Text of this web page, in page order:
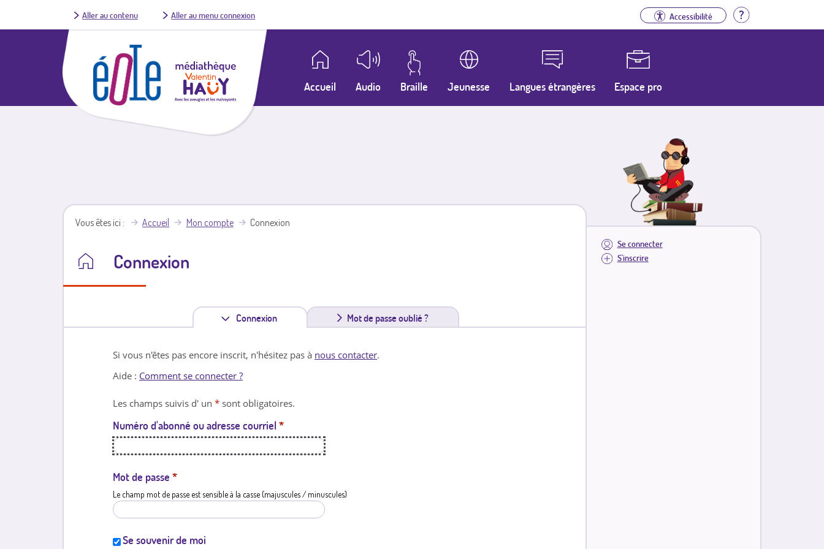
Aller au contenu Aller au menu connexion Accessibilité Aide
Accueil Audio Braille Jeunesse Langues étrangères Espace pro
Se connecter
S'inscrire
Vous êtes ici Accueil Mon compte Connexion
Connexion
Connexion
n
l
e
Mot de passe oublié ?
Si vous n'êtes pas encore inscrit, n'hésitez pas à nous contacter.
Aide : Comment se connecter ?
Les champs suivis d' un * sont obligatoires.
Numéro d'abonné ou adresse courriel *
Mot de passe *
Le champ mot de passe est sensible à la casse (majuscules / minuscules)
Se souvenir de moi